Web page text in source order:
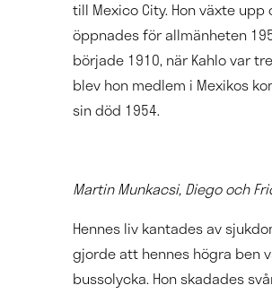
till Mexico City. Hon växte
öppnades för allmänheten
började 1910, när Kahlo var
blev hon medlem i Mexikos
sin död 1954.
Martin Munkacsi, Diego och
Hennes liv kantades av
gjorde att hennes högra ben
bussolycka. Hon skadades